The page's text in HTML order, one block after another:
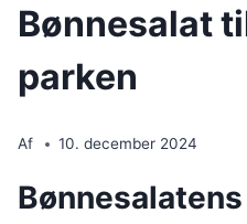
Bønnesalat
parken
Af 10. december 2024